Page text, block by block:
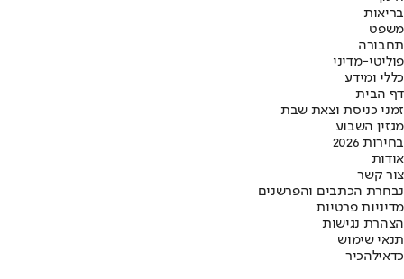
בריאות
משפט
תחבורה
פוליטי-מדיני
כללי ומידע
דף הבית
זמני כניסת וצאת שבת
מגזין השבוע
בחירות 2026
אודות
צור קשר
נבחרת הכתבים והפרשנים
מדיניות פרטיות
הצהרת נגישות
תנאי שימוש
כדאילהכיר